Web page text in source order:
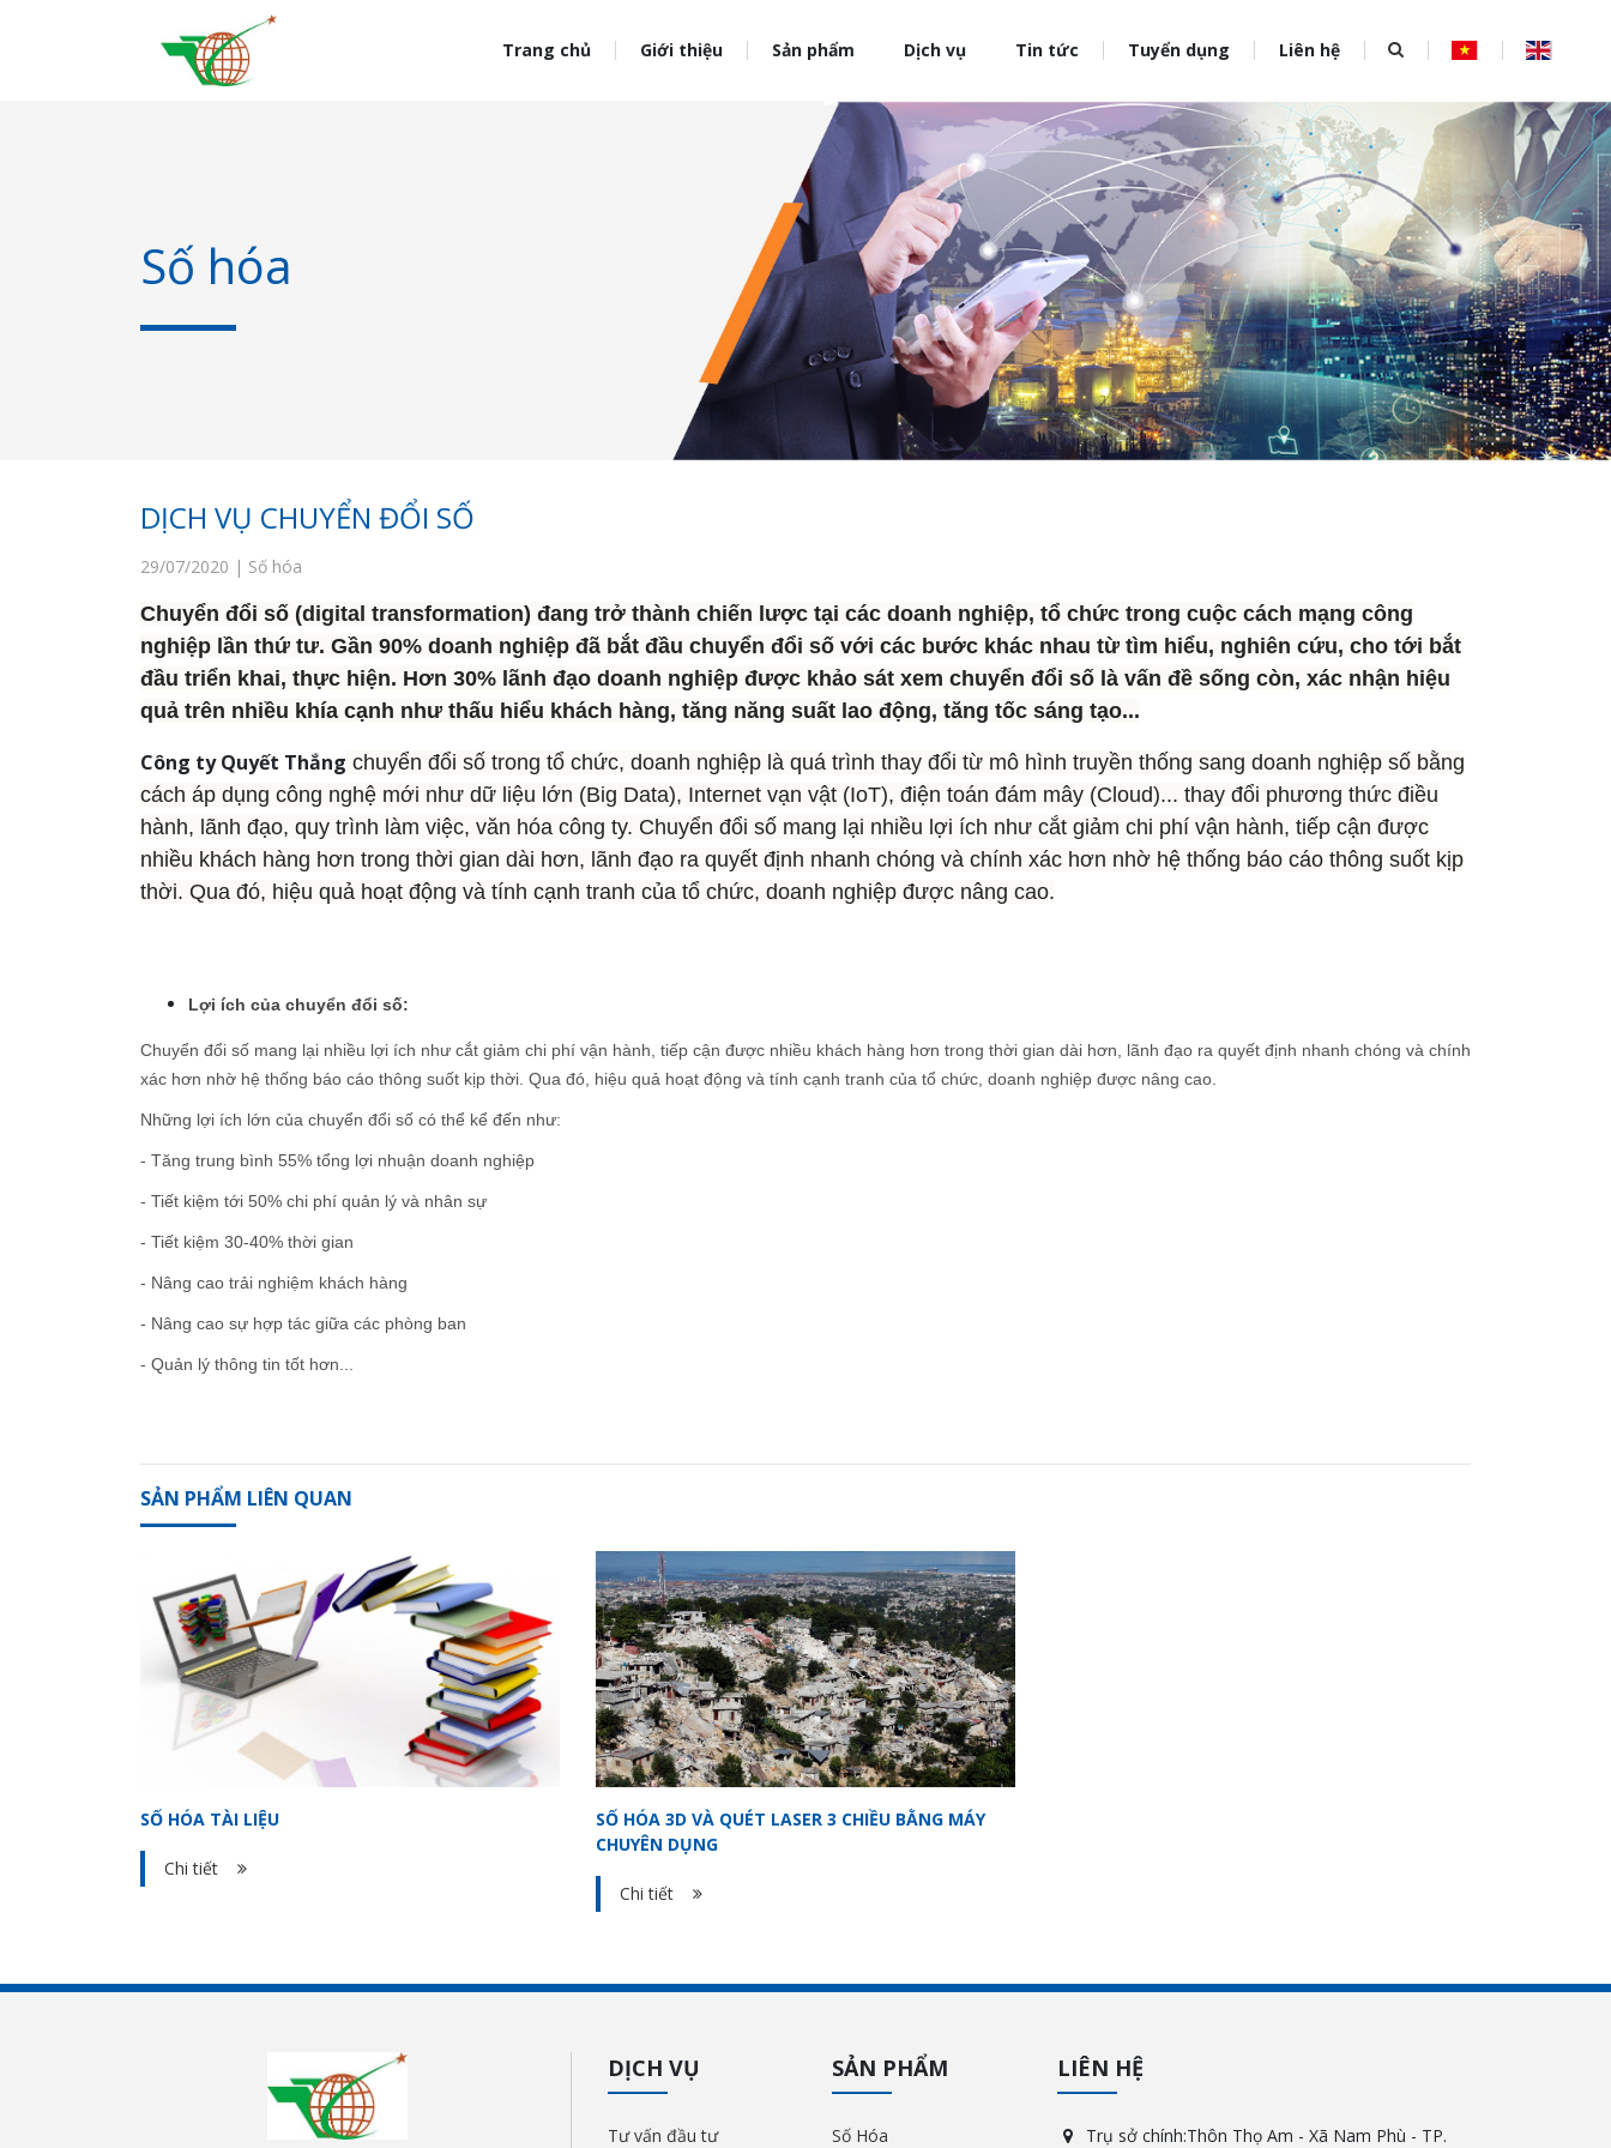
Trang chủ Giới thiệu Sản phẩm Dịch vụ Tin tức Tuyển dụng Liên hệ
Số hóa
DỊCH VỤ CHUYỂN ĐỔI SỐ
29/07/2020 | Số hóa
Chuyển đổi số (digital transformation) đang trở thành chiến lược tại các doanh nghiệp, tổ chức trong cuộc cách mạng công
nghiệp lần thứ tư. Gần 90% doanh nghiệp đã bắt đầu chuyển đổi số với các bước khác nhau từ tìm hiểu, nghiên cứu, cho tới bắt
đầu triển khai, thực hiện. Hơn 30% lãnh đạo doanh nghiệp được khảo sát xem chuyển đổi số là vấn đề sống còn, xác nhận hiệu
quả trên nhiều khía cạnh như thấu hiểu khách hàng, tăng năng suất lao động, tăng tốc sáng tạo...
Công ty Quyết Thắng chuyển đổi số trong tổ chức, doanh nghiệp là quá trình thay đổi từ mô hình truyền thống sang doanh nghiệp số bằng
cách áp dụng công nghệ mới như dữ liệu lớn (Big Data), Internet vạn vật (IoT), điện toán đám mây (Cloud)... thay đổi phương thức điều
hành, lãnh đạo, quy trình làm việc, văn hóa công ty. Chuyển đổi số mang lại nhiều lợi ích như cắt giảm chi phí vận hành, tiếp cận được
nhiều khách hàng hơn trong thời gian dài hơn, lãnh đạo ra quyết định nhanh chóng và chính xác hơn nhờ hệ thống báo cáo thông suốt kịp
thời. Qua đó, hiệu quả hoạt động và tính cạnh tranh của tổ chức, doanh nghiệp được nâng cao.
Lợi ích của chuyển đổi số:
Chuyển đổi số mang lại nhiều lợi ích như cắt giảm chi phí vận hành, tiếp cận được nhiều khách hàng hơn trong thời gian dài hơn, lãnh đạo ra quyết định nhanh chóng và chính
xác hơn nhờ hệ thống báo cáo thông suốt kịp thời. Qua đó, hiệu quả hoạt động và tính cạnh tranh của tổ chức, doanh nghiệp được nâng cao.
Những lợi ích lớn của chuyển đổi số có thể kể đến như:
- Tăng trung bình 55% tổng lợi nhuận doanh nghiệp
- Tiết kiệm tới 50% chi phí quản lý và nhân sự
- Tiết kiệm 30-40% thời gian
- Nâng cao trải nghiệm khách hàng
- Nâng cao sự hợp tác giữa các phòng ban
- Quản lý thông tin tốt hơn...
SẢN PHẨM LIÊN QUAN
SỐ HÓA TÀI LIỆU
Chi tiết
SỐ HÓA 3D VÀ QUÉT LASER 3 CHIỀU BẰNG MÁY
CHUYÊN DỤNG
Chi tiết
DỊCH VỤ
Tư vấn đầu tư
SẢN PHẨM
Số Hóa
LIÊN HỆ
Trụ sở chính:Thôn Thọ Am - Xã Nam Phù - TP.